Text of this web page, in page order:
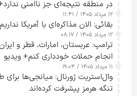
در منطقه نتیجه‌ای جز ناامنی
۱۲ مرداد ۱۴۰۵ / ۱۱:۴۱
بقائی: الان مذاکره‌ای با آمریکا
۱۲ مرداد ۱۴۰۵ / ۰۸:۱۷
ترامپ: عربستان، امارات، قطر و
انجام حملات خودداری کنم+ ویدیو
۱۱ مرداد ۱۴۰۵ / ۱۹:۰۴
وال‌استریت ژورنال: میانجی‌ها
تنگه هرمز پیشرفت کرده‌اند